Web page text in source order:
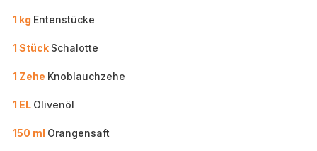
1 kg Entenstücke
1 Stück Schalotte
1 Zehe Knoblauchzehe
1 EL Olivenöl
150 ml Orangensaft